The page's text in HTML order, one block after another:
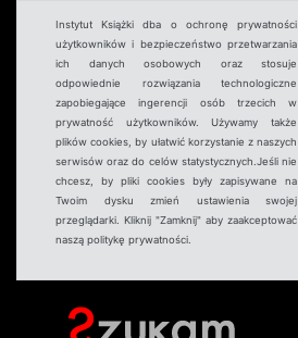
Instytut Książki dba o ochronę prywatności
użytkowników i bezpieczeństwo przetwarzania
ich danych osobowych oraz stosuje
odpowiednie rozwiązania technologiczne
zapobiegające ingerencji osób trzecich w
prywatność użytkowników. Używamy także
plików cookies, by ułatwić korzystanie z naszych
serwisów oraz do celów statystycznych.Jeśli nie
chcesz, by pliki cookies były zapisywane na
Twoim dysku zmień ustawienia swojej
przeglądarki. Kliknij "Zamknij" aby zaakceptować
naszą politykę prywatności.